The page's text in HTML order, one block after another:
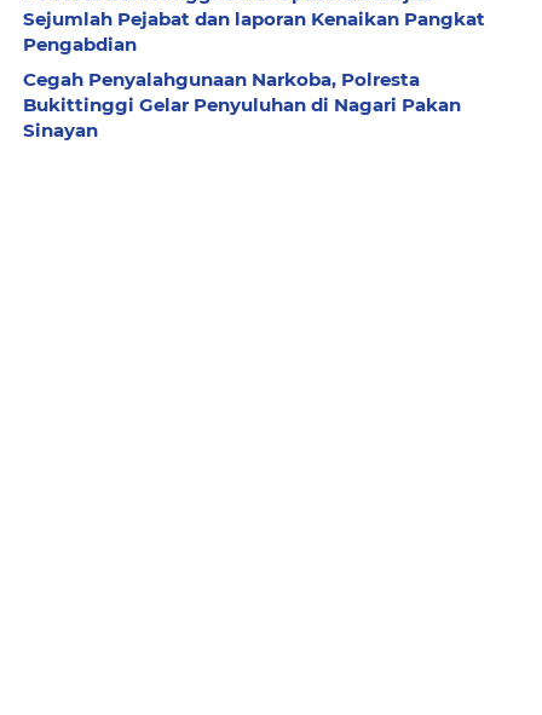
Sejumlah Pejabat dan laporan Kenaikan Pangkat
Pengabdian
Cegah Penyalahgunaan Narkoba, Polresta
Bukittinggi Gelar Penyuluhan di Nagari Pakan
Sinayan